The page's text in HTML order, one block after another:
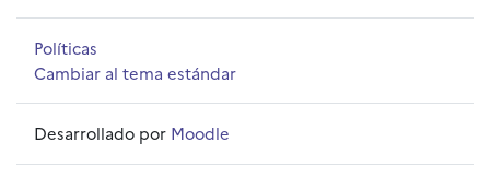
Políticas
Cambiar al tema estándar
Desarrollado por Moodle